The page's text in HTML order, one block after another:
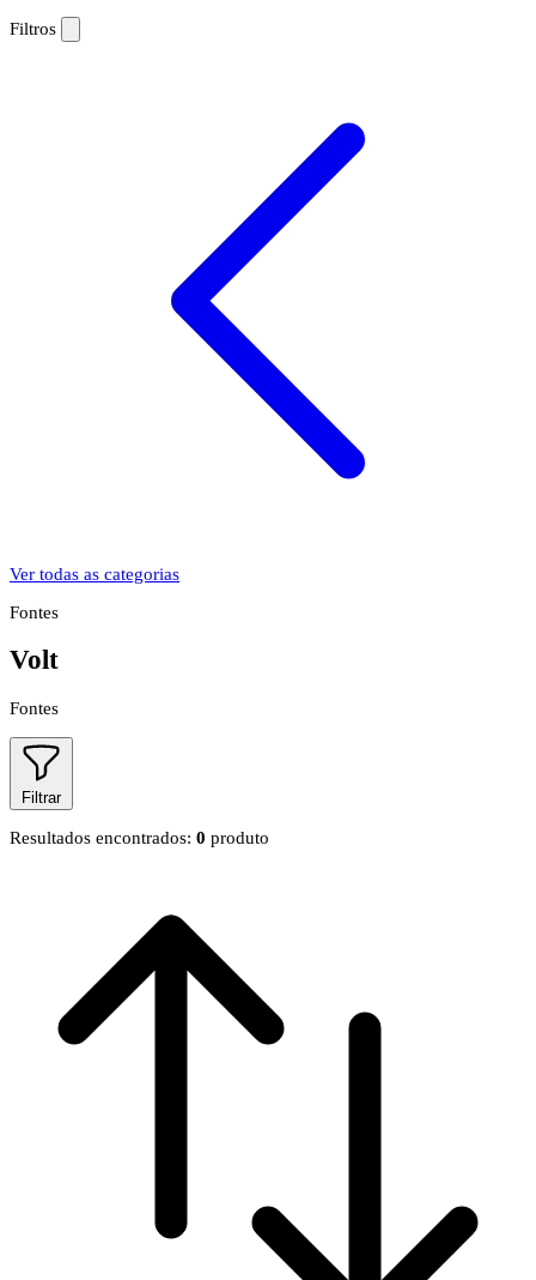
Filtros
Ver todas as categorias
Fontes
Volt
Fontes
Filtrar
Resultados encontrados: 0 produto